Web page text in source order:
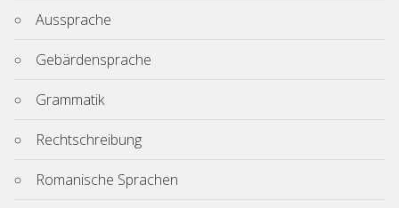
Aussprache
Gebärdensprache
Grammatik
Rechtschreibung
Romanische Sprachen